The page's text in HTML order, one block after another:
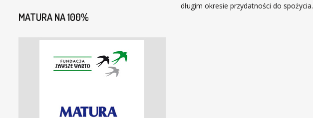
długim okresie przydatności do spożycia.
MATURA NA 100%